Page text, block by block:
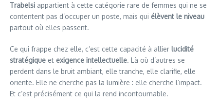
Trabelsi appartient à cette catégorie rare de femmes qui ne se
contentent pas d’occuper un poste, mais qui élèvent le niveau
partout où elles passent.
Ce qui frappe chez elle, c’est cette capacité à allier lucidité
stratégique et exigence intellectuelle. Là où d’autres se
perdent dans le bruit ambiant, elle tranche, elle clarifie, elle
oriente. Elle ne cherche pas la lumière : elle cherche l’impact.
Et c’est précisément ce qui la rend incontournable.